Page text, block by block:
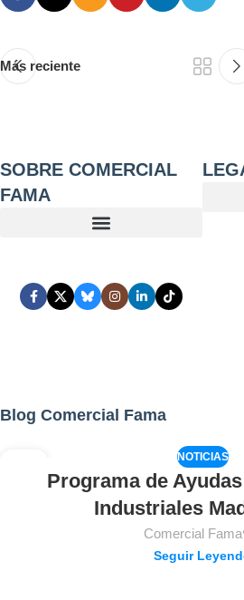
Más reciente
SOBRE COMERCIAL
FAMA
Blog Comercial Fama
NOTICIAS
Programa de
Industriales
Comercial Fama
Seguir